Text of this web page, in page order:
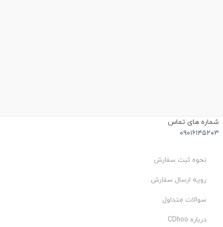
شماره های تماس
۰۹۰۱۶۱۴۵۲۰۳
نحوه ثبت سفارش
رویه ارسال سفارش
سوالات متداول
درباره CDhoo